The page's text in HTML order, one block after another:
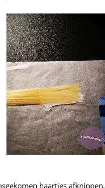
haartjes afknippen.